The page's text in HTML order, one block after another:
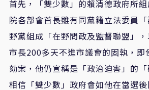
首先，「雙少數」的賴清德政府所
院各部會首長雖有同黨籍立法委員
野黨組成「在野問政及監督聯盟」
市長200多天不進市議會的固執，即
劾案，他仍宣稱是「政治迫害」的
相信「雙少數」政府會如他在當選